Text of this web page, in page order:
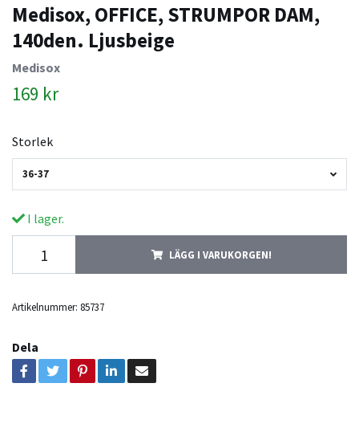
Medisox, OFFICE, STRUMPOR DAM,
140den. Ljusbeige
Medisox
169 kr
Storlek
36-37
I lager.
LÄGG I VARUKORGEN!
Artikelnummer: 85737
Dela